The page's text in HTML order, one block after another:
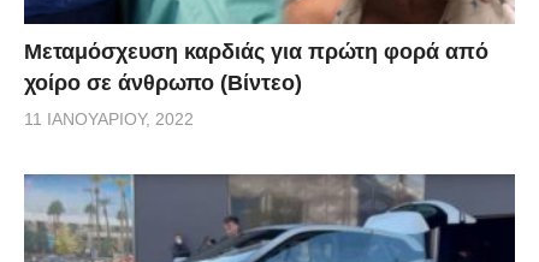
Μεταμόσχευση καρδιάς για πρώτη φορά από
χοίρο σε άνθρωπο (Βίντεο)
11 ΙΑΝΟΥΑΡΊΟΥ, 2022